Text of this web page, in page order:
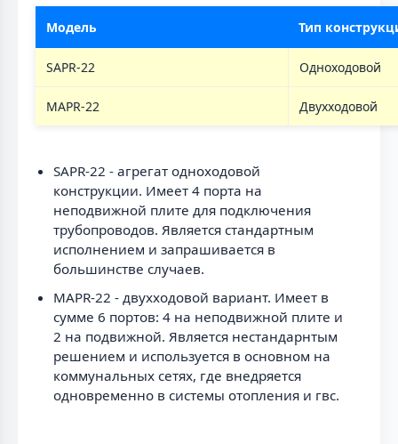
Модель Тип
SAPR-22 Одноходовой
MAPR-22 Двухходовой
SAPR-22 - агрегат одноходовой
конструкции. Имеет 4 порта на
неподвижной плите для подключения
трубопроводов. Является стандартным
исполнением и запрашивается в
большинстве случаев.
MAPR-22 - двухходовой вариант. Имеет в
сумме 6 портов: 4 на неподвижной плите и
2 на подвижной. Является нестандарнтым
решением и используется в основном на
коммунальных сетях, где внедряется
одновременно в системы отопления и гвс.